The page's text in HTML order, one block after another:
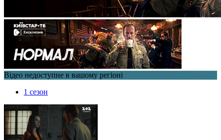
Відео недоступне в вашому регіоні
1 сезон